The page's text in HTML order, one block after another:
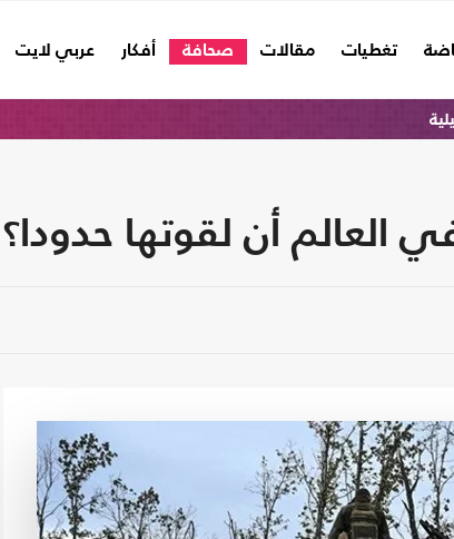
تغطيات مقالات صحافة أفكار عربي لايت
أن لقوتها حدودا؟